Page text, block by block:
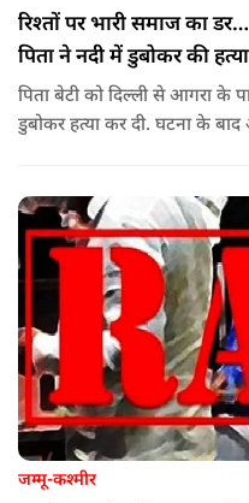
रिश्तों पर भारी समाज का
पिता ने नदी में डुबोकर की
पिता बेटी को दिल्ली से आगरा के
डुबोकर हत्या कर दी. घटना के बाद
जम्मू-कश्मीर